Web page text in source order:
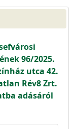
96/2025.
utca 42.
Rév8 Zrt.
adásáról